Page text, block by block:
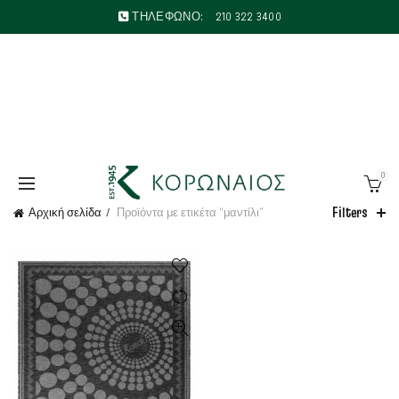
ΤΗΛΕΦΩΝΟ: 210 322 3400
0
Αρχική σελίδα Προϊόντα με ετικέτα “μαντίλι” Filters